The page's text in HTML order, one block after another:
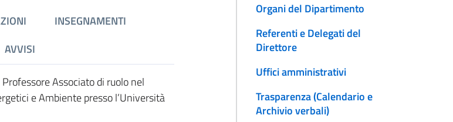
INSEGNAMENTI
AVVISI
Associato di ruolo nel
e Ambiente presso l’Università
Organi del Dipartimento
Referenti e Delegati del
Direttore
Uffici amministrativi
Trasparenza (Calendario e
Archivio verbali)